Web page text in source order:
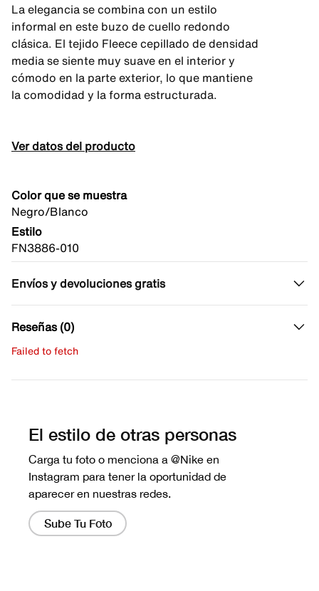
La elegancia se combina con un estilo
informal en este buzo de cuello redondo
clásica. El tejido Fleece cepillado de densidad
media se siente muy suave en el interior y
cómodo en la parte exterior, lo que mantiene
la comodidad y la forma estructurada.
Ver datos del producto
Color que se muestra
Negro/Blanco
Estilo
FN3886-010
Envíos y devoluciones gratis
Reseñas (0)
Failed to fetch